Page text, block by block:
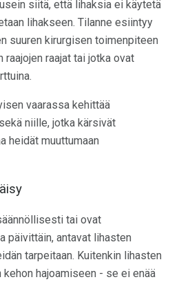
siitä, että lihaksia ei käytetä
lihakseen. Tilanne esiintyy
suuren kirurgisen toimenpiteen
raajat tai jotka ovat
vaarassa kehittää
niille, jotka kärsivät
heidät muuttumaan
tai ovat
antavat lihasten
tarpeitaan. Kuitenkin lihasten
hajoamiseen - se ei enää